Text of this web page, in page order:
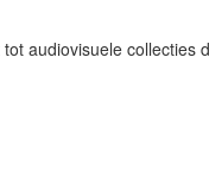
audiovisuele collecties